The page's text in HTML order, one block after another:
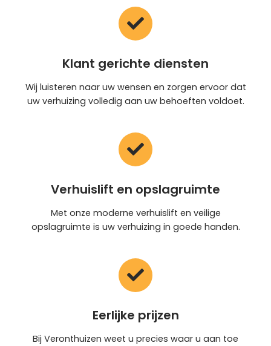
Klant gerichte diensten
Wij luisteren naar uw wensen en zorgen ervoor dat
uw verhuizing volledig aan uw behoeften voldoet.
Verhuislift en opslagruimte
Met onze moderne verhuislift en veilige
opslagruimte is uw verhuizing in goede handen.
Eerlijke prijzen
Bij Veronthuizen weet u precies waar u aan toe